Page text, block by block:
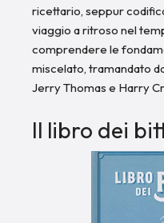
ricettario, seppur
viaggio a ritroso nel
comprendere le
miscelato, tramandato
Jerry Thomas e Harry
Il libro dei